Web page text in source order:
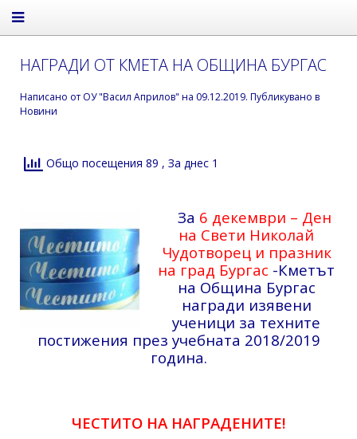
НАГРАДИ ОТ КМЕТА НА ОБЩИНА БУРГАС
Написано от ОУ "Васил Априлов" на 09.12.2019. Публикувано в
Новини
Общо посещения 89 , За днес 1
За 6 декември – Ден
на Свети Николай
Чудотворец и празник
на град Бургас -Кметът
на Община Бургас
награди изявени
ученици за техните
постижения през учебната 2018/2019
година.
ЧЕСТИТО НА НАГРАДЕНИТЕ!